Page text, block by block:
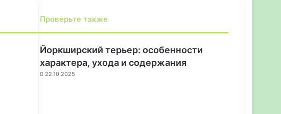
Проверьте также
к
р
ы
Йоркширский терьер: особенности
характера, ухода и содержания
22.10.2025